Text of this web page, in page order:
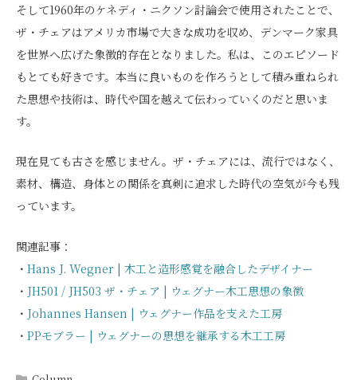
そして1960年のケネディ・ニクソン討論会で使用されたことで、
ザ・チェアはアメリカ市場で大きな成功を収め、デンマーク家具
を世界へ広げた象徴的存在となりました。私は、このエピソード
もとても好きです。本当に良いものを作ろうとして積み重ねられ
た思想や技術は、時代や国を越えて伝わっていくのだと思いま
す。
現在見ても古さを感じません。ザ・チェアには、流行ではなく、
素材、構造、身体との関係を真剣に追求した時代の空気が今も残
っています。
関連記事：
・ Hans J. Wegner | 木工と造形感覚を融合したデザイナー
・ JH501 / JH503 ザ・チェア | ウェグナー木工思想の象徴
・ Johannes Hansen | ウェグナー作品を支えた工房
・ PPモブラー | ウェグナーの思想を継承する木工工房